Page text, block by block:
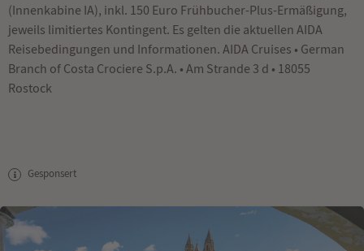
(Innenkabine IA), inkl. 150 Euro Frühbucher-Plus-Ermäßigung,
jeweils limitiertes Kontingent. Es gelten die aktuellen AIDA
Reisebedingungen und Informationen. AIDA Cruises • German
Branch of Costa Crociere S.p.A. • Am Strande 3 d • 18055
Rostock
Gesponsert